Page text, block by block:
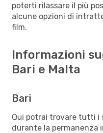
poterti rilassare il più
alcune opzioni di
film.
Informazioni
Bari e Malta
Bari
Qui potrai trovare tutti i
durante la permanenza